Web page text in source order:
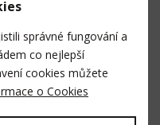
správné fungování a
co nejlepší
cookies můžete
o Cookies